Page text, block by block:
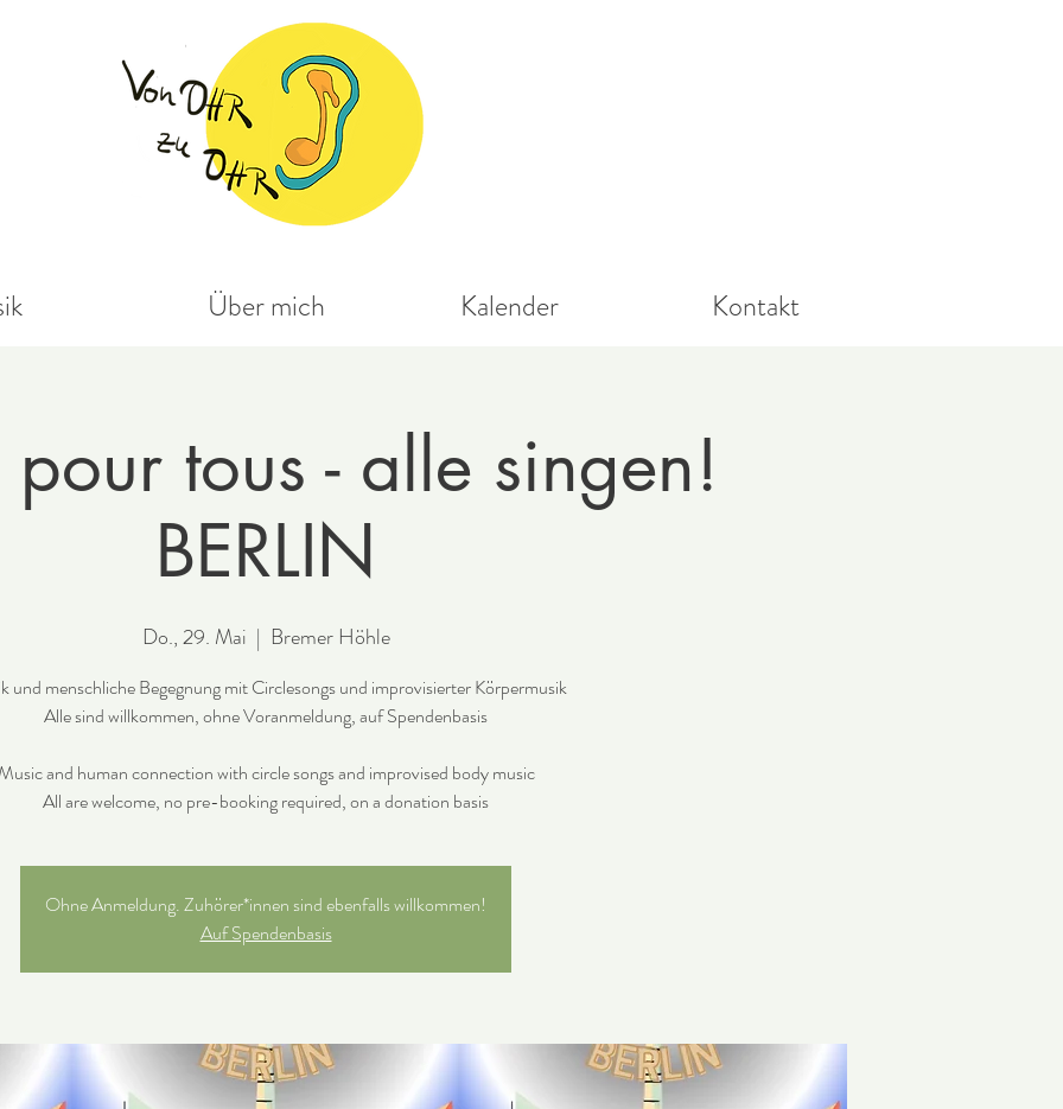
Über mich Kalender Kontakt
tous - alle singen!
BERLIN
Do., 29. Mai
  |
Bremer Höhle
und menschliche Begegnung mit Circlesongs und improvisierter Körpermusik
Alle sind willkommen, ohne Voranmeldung, auf Spendenbasis
and human connection with circle songs and improvised body music
All are welcome, no pre-booking required, on a donation basis
Ohne Anmeldung. Zuhörer*innen sind ebenfalls willkommen!
Auf Spendenbasis